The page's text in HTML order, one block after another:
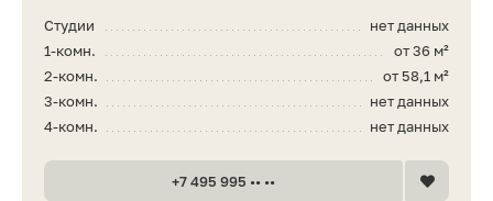
нет данных
Студии
от 36 м²
1-комн.
от 58,1 м²
2-комн.
нет данных
3-комн.
нет данных
4-комн.
+7 495 995 •• ••